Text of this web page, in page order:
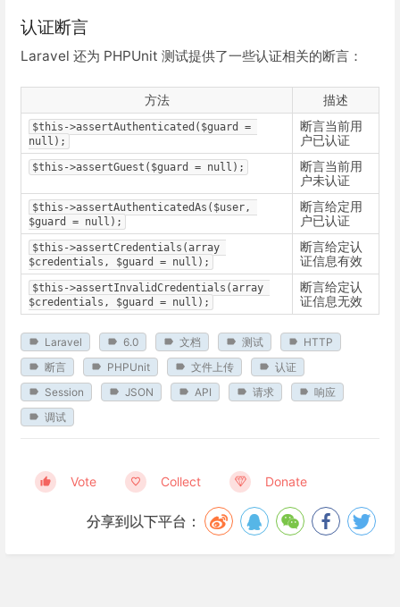
认证断言
Laravel 还为 PHPUnit 测试提供了一些认证相关的断言：
方法 描述
$this->assertAuthenticated($guard =
null);
断言当前用
户已认证
$this->assertGuest($guard = null);
断言当前用
户未认证
$this->assertAuthenticatedAs($user,
$guard = null);
断言给定用
户已认证
$this->assertCredentials(array
$credentials, $guard = null);
断言给定认
证信息有效
$this->assertInvalidCredentials(array
$credentials, $guard = null);
断言给定认
证信息无效
Laravel 6.0 文档 测试
HTTP
断言
PHPUnit 文件上传
认证
Session
JSON API 请求
响应
调试
Vote Collect Donate
分享到以下平台：